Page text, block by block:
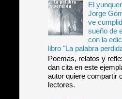
El
Jorge
ve
sueño de
con la
libro "La palabra
Poemas, relatos y
dan cita en este
autor quiere compartir
lectores.